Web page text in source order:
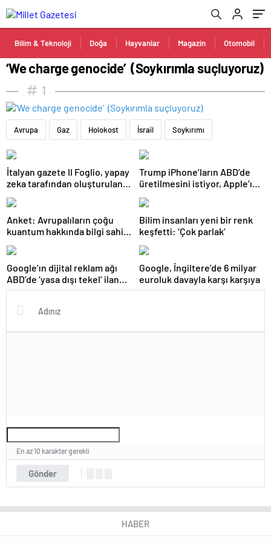
Bilim & Teknoloji Doğa Hayvanlar Magazin Otomobil
‘We charge genocide’ (Soykırımla suçluyoruz)
1
Avrupa Gaz Holokost İsrail Soykırımı
İtalyan gazete Il Foglio, yapay
zeka tarafından oluşturulan
ilk baskısını yayınladı
Trump iPhone’ların ABD’de
üretilmesini istiyor, Apple’ın
ise Çin’i terk etmesi pek olası
değil
Anket: Avrupalıların çoğu
kuantum hakkında bilgi sahibi
ancak tam olarak ne
olduğunu bilmiyor
Bilim insanları yeni bir renk
keşfetti: ‘Çok parlak’
Google’ın dijital reklam ağı
ABD’de ‘yasa dışı tekel’ ilan
edildi
Google, İngiltere’de 6 milyar
euroluk davayla karşı karşıya
Gönder
En az 10 karakter gerekli
HABER